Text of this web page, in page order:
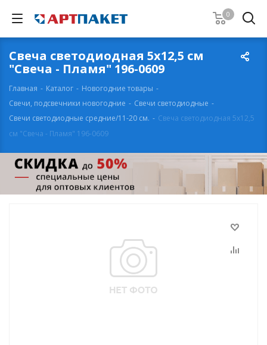
0
Свеча светодиодная 5х12,5 см
"Свеча - Пламя" 196-0609
Главная - Каталог - Новогодние товары -
Свечи, подсвечники новогодние - Свечи светодиодные -
Свечи светодиодные средние/11-20 см. - Свеча светодиодная 5х12,5
см "Свеча - Пламя" 196-0609